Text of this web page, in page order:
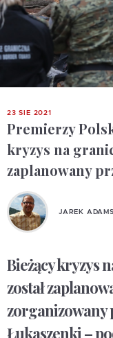
23 SIE 2021
Premierzy
kryzys na
zaplanowany
JAREK
Bieżący kryzys
został
zorganizowany
Łukaszenki –